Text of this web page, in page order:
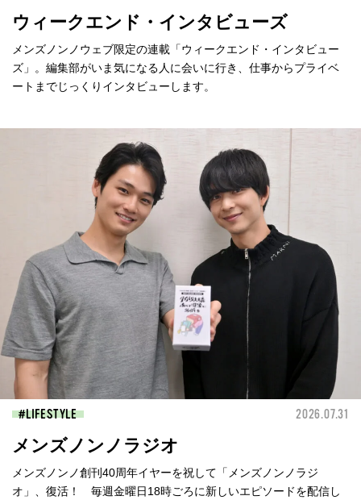
ウィークエンド・インタビューズ
メンズノンノウェブ限定の連載「ウィークエンド・インタビュー
ズ」。編集部がいま気になる人に会いに行き、仕事からプライベ
ートまでじっくりインタビューします。
LIFESTYLE 2026.07.31
メンズノンノラジオ
メンズノンノ創刊40周年イヤーを祝して「メンズノンノラジ
オ」、復活！ 毎週金曜日18時ごろに新しいエピソードを配信し